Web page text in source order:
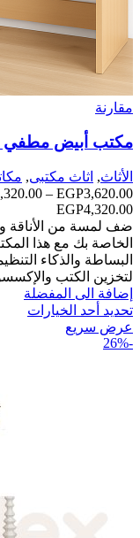
مقارنة
مكتب أبيض
الأثاث, اثاث مكتبى,
EGP3,620.00
–
ضف لمسة من الأناقة
الخاصة بك مع هذا
البساطة والذكاء
لتخزين الكتب
إضافة الى المفضلة
تحديد أحد الخيارات
عرض سريع
-26%